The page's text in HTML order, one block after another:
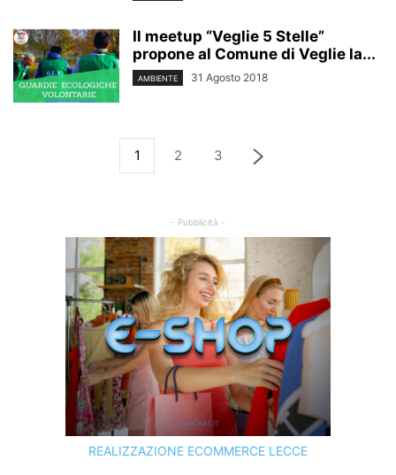
Il meetup “Veglie 5 Stelle”
propone al Comune di Veglie la...
AMBIENTE 31 Agosto 2018
1 2 3
- Pubblicità -
REALIZZAZIONE ECOMMERCE LECCE